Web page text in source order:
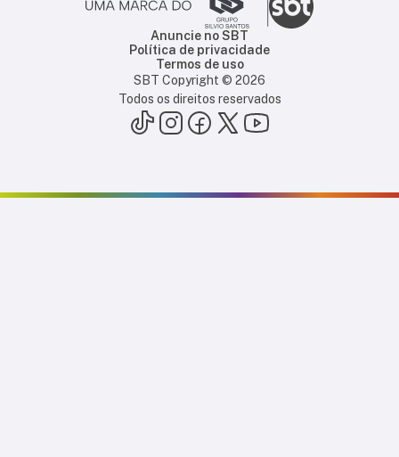
Anuncie no SBT
Política de privacidade
Termos de uso
SBT Copyright © 2026
Todos os direitos reservados